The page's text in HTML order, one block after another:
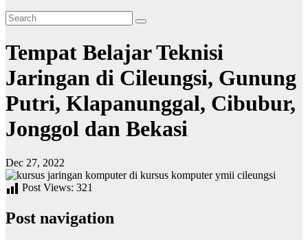
Tempat Belajar Teknisi
Jaringan di Cileungsi, Gunung
Putri, Klapanunggal, Cibubur,
Jonggol dan Bekasi
Dec 27, 2022
Post Views: 321
Post navigation